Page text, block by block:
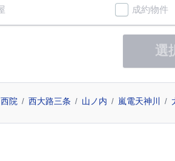
成約物件
選
西院 西大路三条 山ノ内 嵐電天神川